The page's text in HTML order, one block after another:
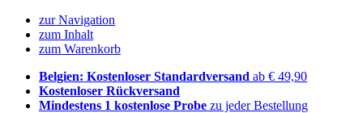
zur Navigation
zum Inhalt
zum Warenkorb
Belgien: Kostenloser Standardversand ab € 49,90
Kostenloser Rückversand
Mindestens 1 kostenlose Probe zu jeder Bestellung